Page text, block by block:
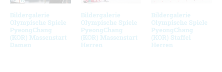
Bildergalerie
Olympische Spiele
PyeongChang
(KOR) Massenstart
Damen
Bildergalerie
Olympische Spiele
PyeongChang
(KOR) Massenstart
Herren
Bildergalerie
Olympische Spiele
PyeongChang
(KOR) Staffel
Herren